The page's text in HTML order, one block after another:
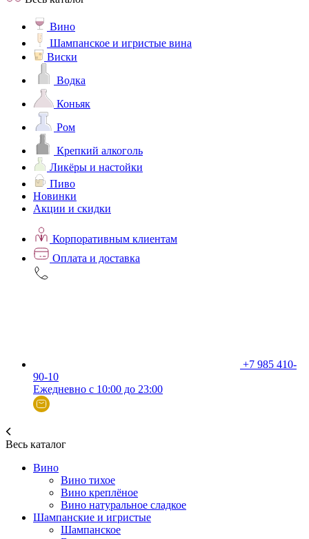
Вино
Шампанское и игристые вина
Виски
Водка
Коньяк
Ром
Крепкий алкоголь
Ликёры и настойки
Пиво
Новинки
Акции и скидки
Корпоративным клиентам
Оплата и доставка
+7 985 410-
90-10
Ежедневно с 10:00 до 23:00
Весь каталог
Вино
Вино тихое
Вино креплёное
Вино натуральное сладкое
Шампанские и игристые
Шампанское